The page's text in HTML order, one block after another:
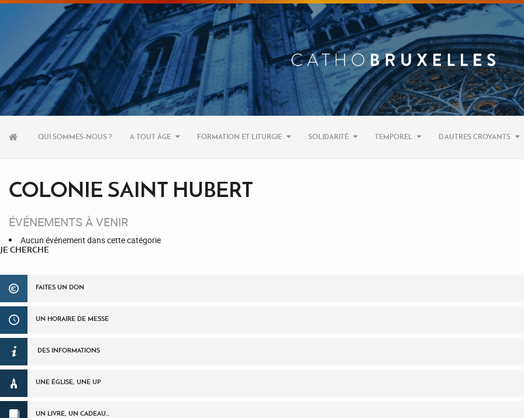
au
contenu
QUI SOMMES-NOUS ? A TOUT ÂGE FORMATION ET LITURGIE SOLIDARITÉ TEMPOREL D’AUTRES CROYANTS
COLONIE SAINT HUBERT
ÉVÉNEMENTS À VENIR
Aucun événement dans cette catégorie
JE CHERCHE
FAITES UN DON
UN HORAIRE DE MESSE
DES INFORMATIONS
UNE ÉGLISE, UNE UP
UN LIVRE, UN CADEAU…